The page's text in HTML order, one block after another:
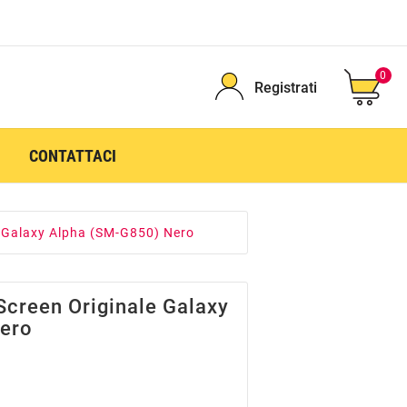
Registrati
0
CONTATTACI
Alpha (SM-G850) Nero
Originale Galaxy